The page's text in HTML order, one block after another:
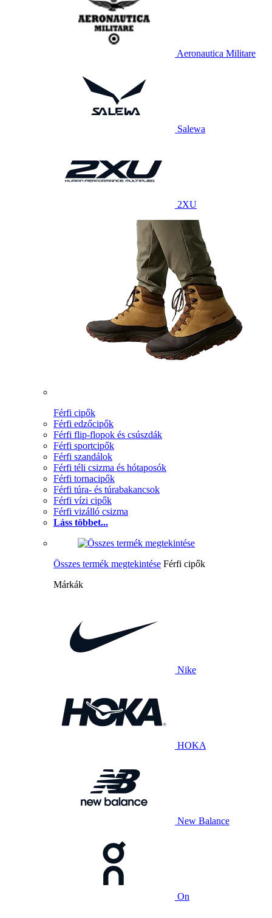
Aeronautica Militare
Salewa
2XU
Férfi cipők
Férfi edzőcipők
Férfi flip-flopok és csúszdák
Férfi sportcipők
Férfi szandálok
Férfi téli csizma és hótaposók
Férfi tornacipők
Férfi túra- és túrabakancsok
Férfi vízi cipők
Férfi vizálló csizma
Láss többet...
Összes termék megtekintése Férfi cipők
Márkák
Nike
HOKA
New Balance
On